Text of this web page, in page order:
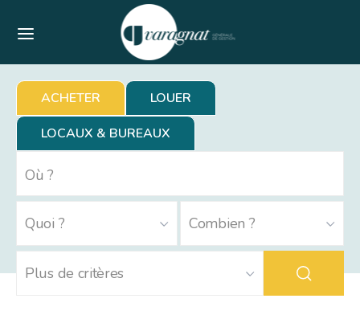
ACHETER
LOUER
LOCAUX & BUREAUX